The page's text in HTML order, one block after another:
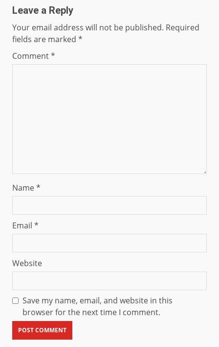
Leave a Reply
Your email address will not be published. Required
fields are marked *
Comment*
Name*
Email *
Website
Save my name, email, and website in this
browser for the next time I comment.